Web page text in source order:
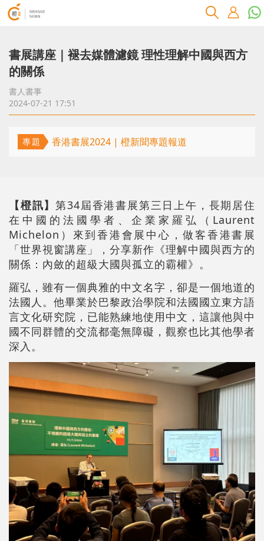
書展講座｜褪去媒體濾鏡 理性理解中國與西方
的關係
書人書事
2024-07-21 17:51
專題 香港書展2024 | 橙新聞專題報道
【橙訊】第34屆香港書展第三日上午，長期居住
在中國的法國學者、企業家羅弘（Laurent
Michelon）來到香港會展中心，做客香港書展
「世界視窗講座」，分享新作《理解中國與西方的
關係：內斂的超級大國與孤立的霸權》。
羅弘，雖有一個典雅的中文名字，卻是一個地道的
法國人。他畢業於巴黎政治學院和法國國立東方語
言文化研究院，已能熟練地使用中文，這讓他與中
國不同群體的交流都毫無障礙，觀察也比其他學者
深入。